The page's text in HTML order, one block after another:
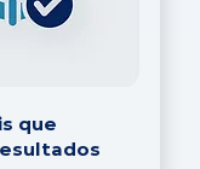
que